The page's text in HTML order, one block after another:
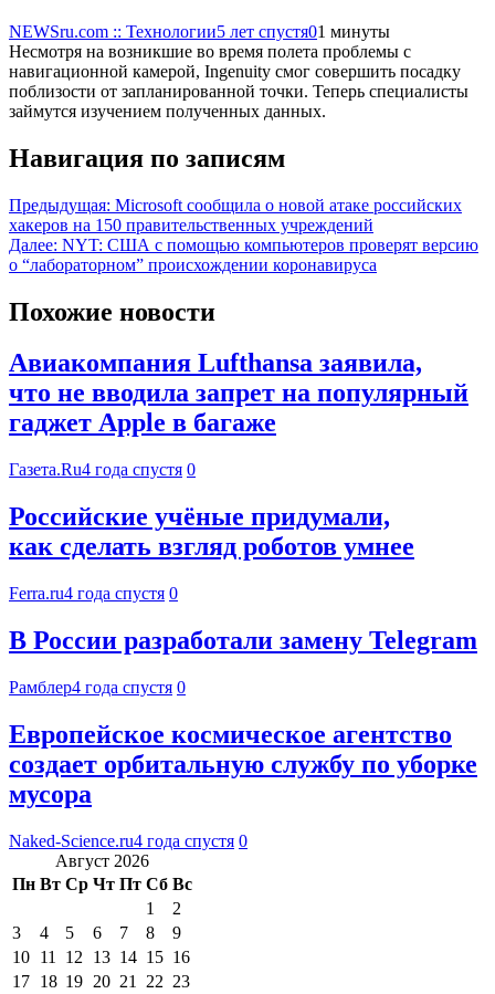
NEWSru.com :: Технологии5 лет спустя01 минуты
Несмотря на возникшие во время полета проблемы с
навигационной камерой, Ingenuity смог совершить посадку
поблизости от запланированной точки. Теперь специалисты
займутся изучением полученных данных.
Навигация по записям
Предыдущая: Microsoft сообщила о новой атаке российских
хакеров на 150 правительственных учреждений
Далее: NYT: США с помощью компьютеров проверят версию
о “лабораторном” происхождении коронавируса
Похожие новости
Авиакомпания Lufthansa заявила,
что не вводила запрет на популярный
гаджет Apple в багаже
Газета.Ru4 года спустя 0
Российские учёные придумали,
как сделать взгляд роботов умнее
Ferra.ru4 года спустя 0
В России разработали замену Telegram
Рамблер4 года спустя 0
Европейское космическое агентство
создает орбитальную службу по уборке
мусора
Naked-Science.ru4 года спустя 0
Август 2026
Пн Вт Ср Чт Пт Сб Вс
1
2
3
4 5 6 7 8
9
10 11 12 13 14 15 16
17 18 19 20 21 22 23